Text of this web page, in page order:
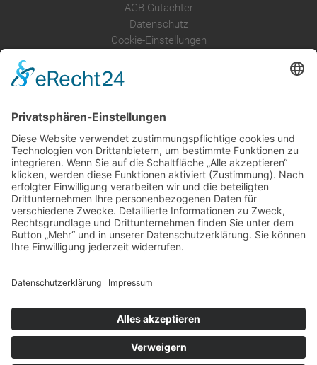
AGB Gutachter
Datenschutz
Cookie-Einstellungen
Kosten im Überblick
AGB Nutzer
Gutachter suchen
Gutachter Blog
Auftragsbörse
Anfrage
Presse
Partner: Der DGuSV
Infos für Suchende